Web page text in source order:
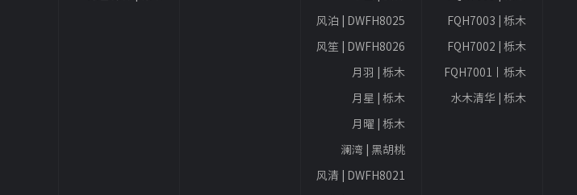
风泊 | DWFH8025
风笙 | DWFH8026
月羽 | 栎木
月星 | 栎木
月曜 | 栎木
澜湾 | 黑胡桃
风清 | DWFH8021
FQH7003 | 栎木
FQH7002 | 栎木
FQH7001丨栎木
水木清华 | 栎木